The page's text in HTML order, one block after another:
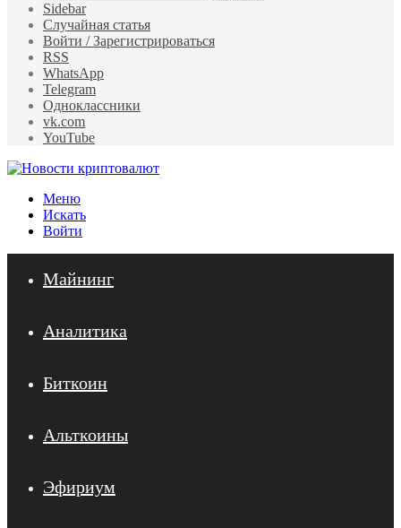
Sidebar
Случайная статья
Войти / Зарегистрироваться
RSS
WhatsApp
Telegram
Одноклассники
vk.com
YouTube
Меню
Искать
Войти
Майнинг
Аналитика
Биткоин
Альткоины
Эфириум